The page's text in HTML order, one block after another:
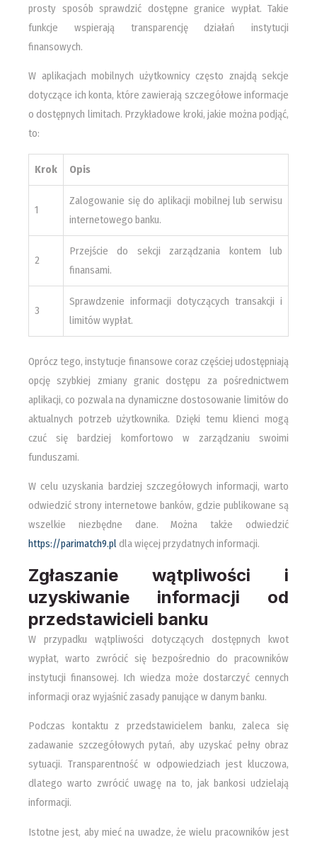
prosty sposób sprawdzić dostępne granice wypłat. Takie
funkcje wspierają transparencję działań instytucji
finansowych.
W aplikacjach mobilnych użytkownicy często znajdą sekcje
dotyczące ich konta, które zawierają szczegółowe informacje
o dostępnych limitach. Przykładowe kroki, jakie można podjąć,
to:
Krok Opis
1
Zalogowanie się do aplikacji mobilnej lub serwisu
internetowego banku.
2
Przejście do sekcji zarządzania kontem lub
finansami.
3
Sprawdzenie informacji dotyczących transakcji i
limitów wypłat.
Oprócz tego, instytucje finansowe coraz częściej udostępniają
opcję szybkiej zmiany granic dostępu za pośrednictwem
aplikacji, co pozwala na dynamiczne dostosowanie limitów do
aktualnych potrzeb użytkownika. Dzięki temu klienci mogą
czuć się bardziej komfortowo w zarządzaniu swoimi
funduszami.
W celu uzyskania bardziej szczegółowych informacji, warto
odwiedzić strony internetowe banków, gdzie publikowane są
wszelkie niezbędne dane. Można także odwiedzić
https://parimatch9.pldla więcej przydatnych informacji.
Zgłaszanie wątpliwości i
uzyskiwanie informacji od
przedstawicieli banku
W przypadku wątpliwości dotyczących dostępnych kwot
wypłat, warto zwrócić się bezpośrednio do pracowników
instytucji finansowej. Ich wiedza może dostarczyć cennych
informacji oraz wyjaśnić zasady panujące w danym banku.
Podczas kontaktu z przedstawicielem banku, zaleca się
zadawanie szczegółowych pytań, aby uzyskać pełny obraz
sytuacji. Transparentność w odpowiedziach jest kluczowa,
dlatego warto zwrócić uwagę na to, jak bankosi udzielają
informacji.
Istotne jest, aby mieć na uwadze, że wielu pracowników jest